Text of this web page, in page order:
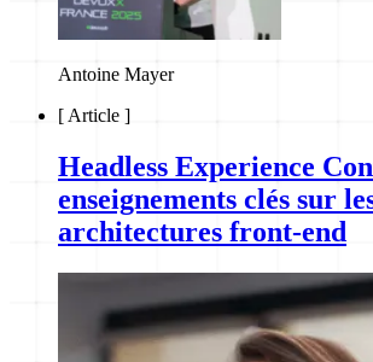
Antoine Mayer
[ Article ]
Headless Experience
enseignements clés sur
architectures front-end